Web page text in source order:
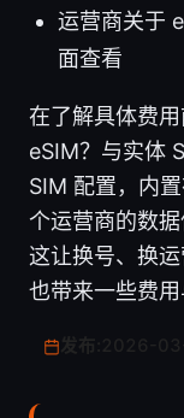
运营商关于
面查看
在了解具体费
eSIM？与实体
SIM 配置，内
个运营商的数据
这让换号、换
也带来一些费用